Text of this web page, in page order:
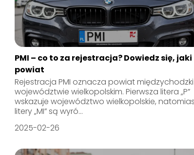
PMI – co to za rejestracja? Dowiedz się,
powiat
Rejestracja PMI oznacza powiat
województwie wielkopolskim. Pierwsza litera „P”
wskazuje województwo wielkopolskie,
litery „MI” są wyró...
2025-02-26